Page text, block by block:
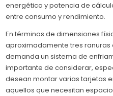
energética y potencia de
entre consumo y rendimiento.
En términos de dimensiones
aproximadamente tres ranuras
demanda un sistema de
importante de considerar,
desean montar varias tarjetas
aquellos que necesitan